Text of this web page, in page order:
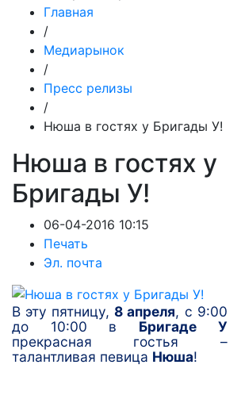
Главная
/
Медиарынок
/
Пресс релизы
/
Нюша в гостях у Бригады У!
Нюша в гостях у
Бригады У!
06-04-2016 10:15
Печать
Эл. почта
В эту пятницу,8 апреля, с 9:00
до 10:00 в Бригаде У
прекрасная гостья –
талантливая певица Нюша!